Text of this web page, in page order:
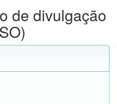
de divulgação